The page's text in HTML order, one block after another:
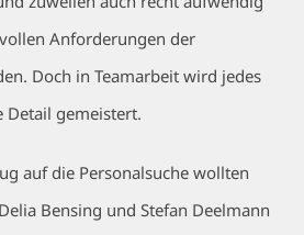
Anforderungen der
Doch in Teamarbeit wird jedes
Detail gemeistert.
auf die Personalsuche wollten
Bensing und Stefan Deelmann